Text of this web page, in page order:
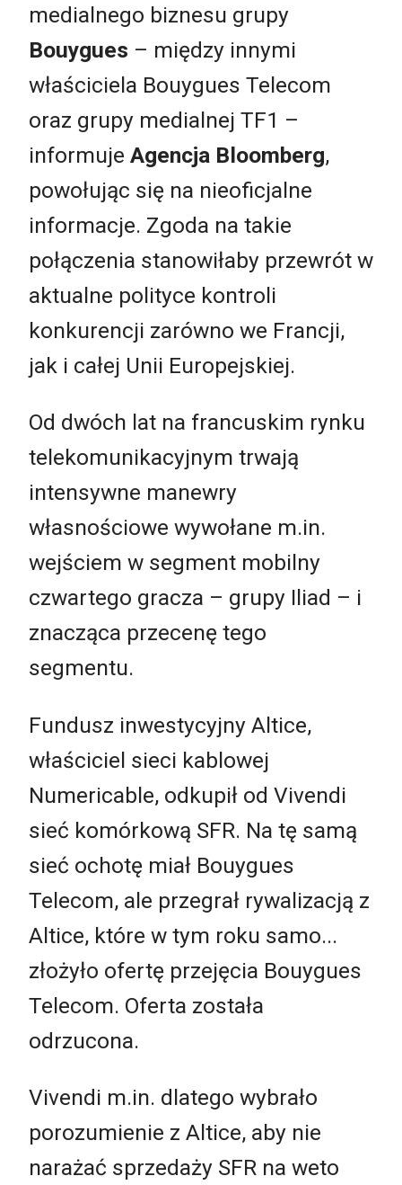
medialnego biznesu grupy
Bouygues – między innymi
właściciela Bouygues Telecom
oraz grupy medialnej TF1 –
informuje Agencja Bloomberg,
powołując się na nieoficjalne
informacje. Zgoda na takie
połączenia stanowiłaby przewrót w
aktualne polityce kontroli
konkurencji zarówno we Francji,
jak i całej Unii Europejskiej.
Od dwóch lat na francuskim rynku
telekomunikacyjnym trwają
intensywne manewry
własnościowe wywołane m.in.
wejściem w segment mobilny
czwartego gracza – grupy Iliad – i
znacząca przecenę tego
segmentu.
Fundusz inwestycyjny Altice,
właściciel sieci kablowej
Numericable, odkupił od Vivendi
sieć komórkową SFR. Na tę samą
sieć ochotę miał Bouygues
Telecom, ale przegrał rywalizacją z
Altice, które w tym roku samo...
złożyło ofertę przejęcia Bouygues
Telecom. Oferta została
odrzucona.
Vivendi m.in. dlatego wybrało
porozumienie z Altice, aby nie
narażać sprzedaży SFR na weto